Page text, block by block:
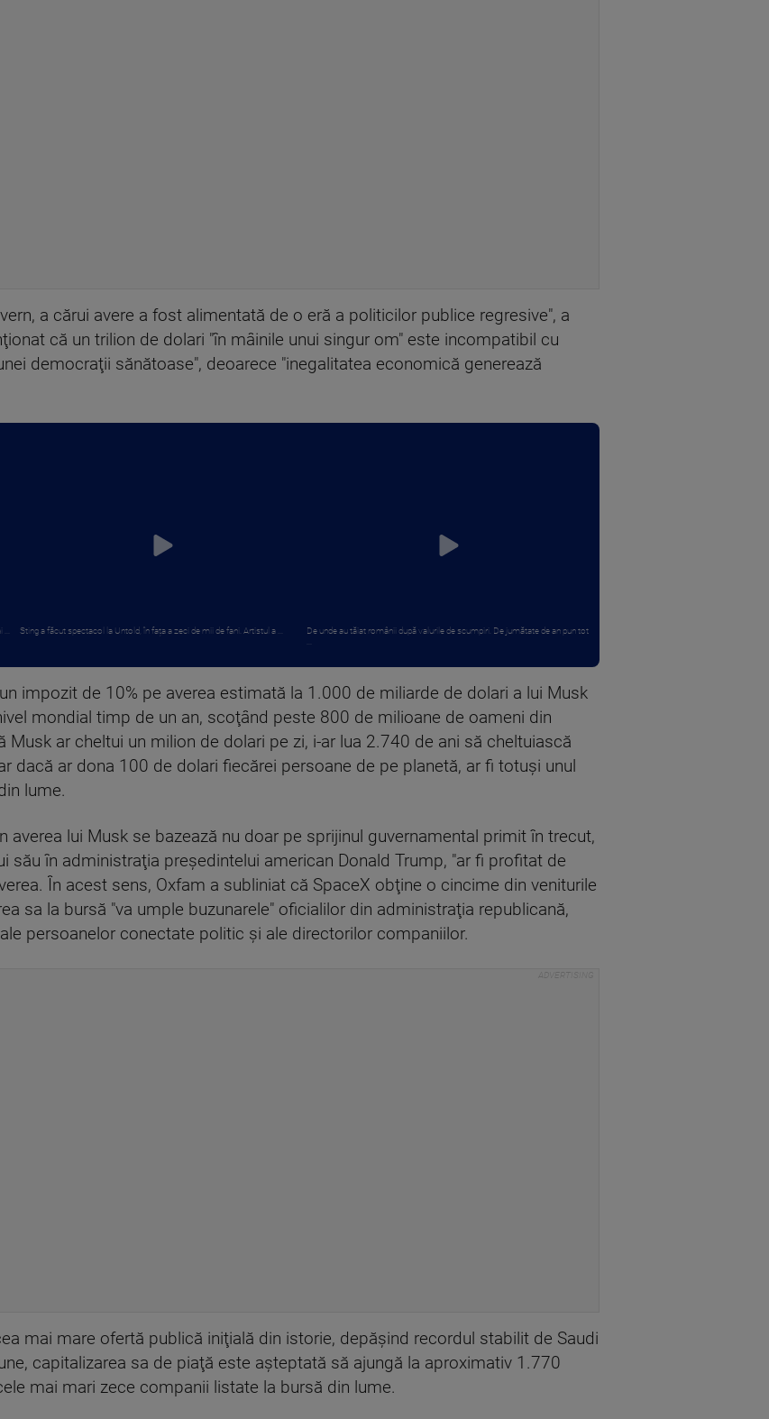
a cărui avere a fost alimentată de o eră a politicilor publice regresive", a
că un trilion de dolari "în mâinile unui singur om" este incompatibil cu
democraţii sănătoase", deoarece "inegalitatea economică generează
Sting a făcut spectacol la Untold, în fața a zeci de mii de fani. Artistul a ...
De unde au tăiat românii după valurile de scumpiri. De jumătate de an pun tot
impozit de 10% pe averea estimată la 1.000 de miliarde de dolari a lui Musk
mondial timp de un an, scoţând peste 800 de milioane de oameni din
Musk ar cheltui un milion de dolari pe zi, i-ar lua 2.740 de ani să cheltuiască
dacă ar dona 100 de dolari fiecărei persoane de pe planetă, ar fi totuşi unul
lume.
averea lui Musk se bazează nu doar pe sprijinul guvernamental primit în trecut,
său în administraţia preşedintelui american Donald Trump, "ar fi profitat de
În acest sens, Oxfam a subliniat că SpaceX obţine o cincime din veniturile
sa la bursă "va umple buzunarele" oficialilor din administraţia republicană,
persoanelor conectate politic şi ale directorilor companiilor.
mai mare ofertă publică iniţială din istorie, depăşind recordul stabilit de Saudi
capitalizarea sa de piaţă este aşteptată să ajungă la aproximativ 1.770
mai mari zece companii listate la bursă din lume.